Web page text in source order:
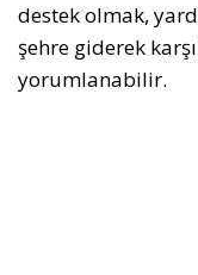
destek olmak,
şehre giderek
yorumlanabilir.